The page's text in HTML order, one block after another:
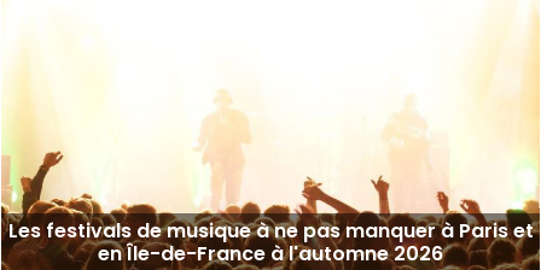
Les festivals de musique à ne pas manquer à Paris et
en Île-de-France à l'automne 2026